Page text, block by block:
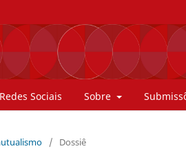
Redes Sociais Sobre
/ Dossiê